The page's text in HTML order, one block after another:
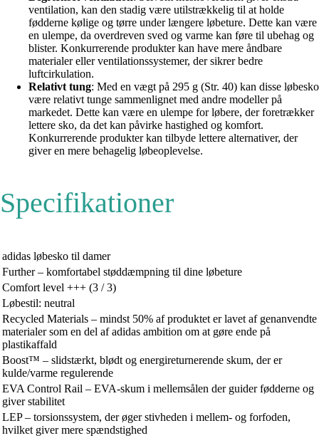
ventilation, kan den stadig være utilstrækkelig til at holde
fødderne kølige og tørre under længere løbeture. Dette kan være
en ulempe, da overdreven sved og varme kan føre til ubehag og
blister. Konkurrerende produkter kan have mere åndbare
materialer eller ventilationssystemer, der sikrer bedre
luftcirkulation.
Relativt tung: Med en vægt på 295 g (Str. 40) kan disse løbesko
være relativt tunge sammenlignet med andre modeller på
markedet. Dette kan være en ulempe for løbere, der foretrækker
lettere sko, da det kan påvirke hastighed og komfort.
Konkurrerende produkter kan tilbyde lettere alternativer, der
giver en mere behagelig løbeoplevelse.
Specifikationer
adidas løbesko til damer
Further – komfortabel støddæmpning til dine løbeture
Comfort level +++ (3 / 3)
Løbestil: neutral
Recycled Materials – mindst 50% af produktet er lavet af genanvendte
materialer som en del af adidas ambition om at gøre ende på
plastikaffald
Boost™ – slidstærkt, blødt og energireturnerende skum, der er
kulde/varme regulerende
EVA Control Rail – EVA-skum i mellemsålen der guider fødderne og
giver stabilitet
LEP – torsionssystem, der øger stivheden i mellem- og forfoden,
hvilket giver mere spændstighed